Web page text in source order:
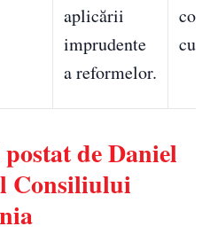
aplicării
imprudente
a reformelor.
cu
de Daniel
Consiliului